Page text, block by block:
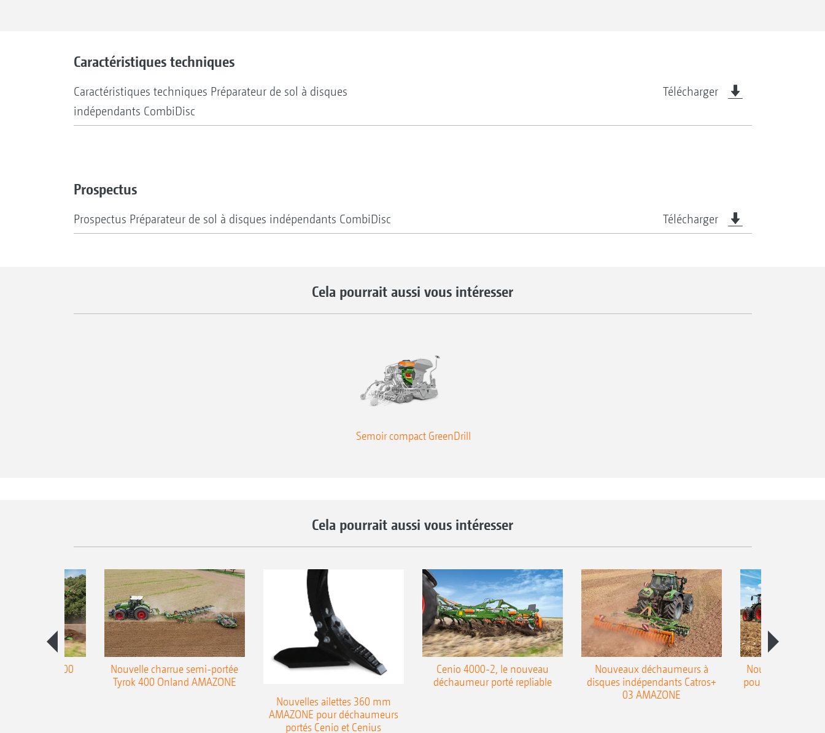
Caractéristiques techniques
Caractéristiques techniques Préparateur de sol à disques
indépendants CombiDisc
Télécharger
Prospectus
Prospectus Préparateur de sol à disques indépendants CombiDisc Télécharger
Cela pourrait aussi vous intéresser
Semoir compact GreenDrill
Cela pourrait aussi vous intéresser
Teres 300
Nouvelle charrue semi-portée
Tyrok 400 Onland AMAZONE
Nouvelles ailettes 360 mm
AMAZONE pour déchaumeurs
portés Cenio et Cenius
Cenio 4000-2, le nouveau
déchaumeur porté repliable
Nouveaux déchaumeurs à
disques indépendants Catros+
03 AMAZONE
Nouvelle double
pour le